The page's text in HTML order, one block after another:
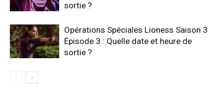
sortie ?
Opérations Spéciales Lioness Saison 3
Épisode 3 : Quelle date et heure de
sortie ?